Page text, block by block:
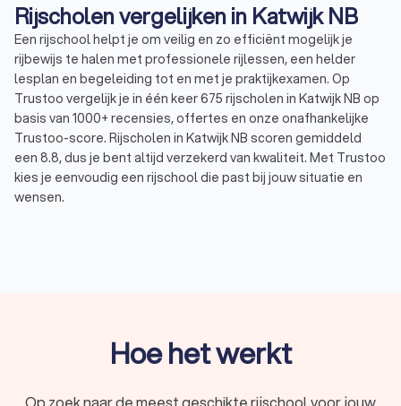
Rijscholen vergelijken in Katwijk NB
Een rijschool helpt je om veilig en zo efficiënt mogelijk je
rijbewijs te halen met professionele rijlessen, een helder
lesplan en begeleiding tot en met je praktijkexamen. Op
Trustoo vergelijk je in één keer 675 rijscholen in Katwijk NB op
basis van 1000+ recensies, offertes en onze onafhankelijke
Trustoo-score. Rijscholen in Katwijk NB scoren gemiddeld
een 8.8, dus je bent altijd verzekerd van kwaliteit. Met Trustoo
kies je eenvoudig een rijschool die past bij jouw situatie en
wensen.
past: vanspoedcursus faalangstbegeleiding
Verschillende lespakketten met rijlessen van
Hoe het werkt